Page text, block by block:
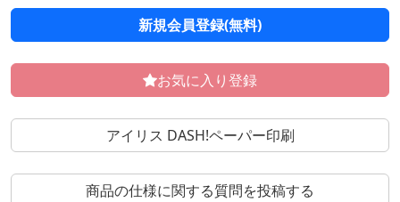
新規会員登録(無料)
お気に入り登録
アイリス DASH!ペーパー印刷
商品の仕様に関する質問を投稿する